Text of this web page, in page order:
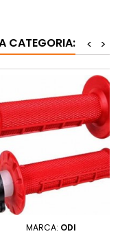
CATEGORIA: >
<
MARCA: ODI